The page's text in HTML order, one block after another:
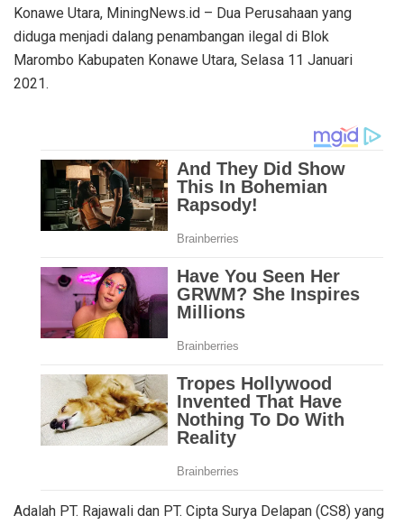
Konawe Utara, MiningNews.id – Dua Perusahaan yang
diduga menjadi dalang penambangan ilegal di Blok
Marombo Kabupaten Konawe Utara, Selasa 11 Januari
2021.
Adalah PT. Rajawali dan PT. Cipta Surya Delapan (CS8) yang